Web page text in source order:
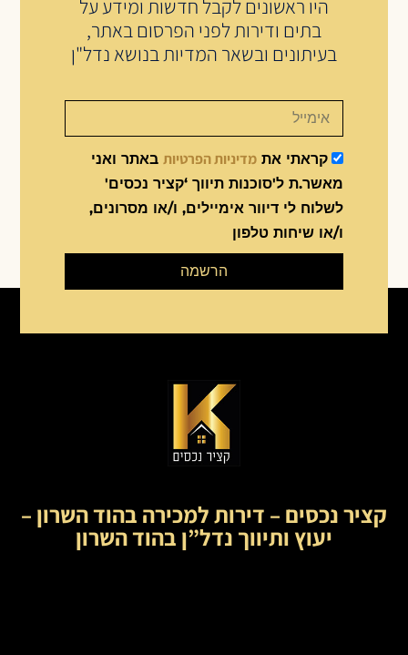
היו ראשונים לקבל חדשות ומידע על
בתים ודירות לפני הפרסום באתר,
בעיתונים ובשאר המדיות בנושא נדל"ן
קראתי את מדיניות הפרטיותבאתר ואני
מאשר.ת ל'סוכנות תיווך ‘קציר נכסים'
לשלוח לי דיוור אימיילים, ו/או מסרונים,
ו/או שיחות טלפון
הרשמה
קציר נכסים – דירות למכירה בהוד השרון –
יעוץ ותיווך נדל”ן בהוד השרון